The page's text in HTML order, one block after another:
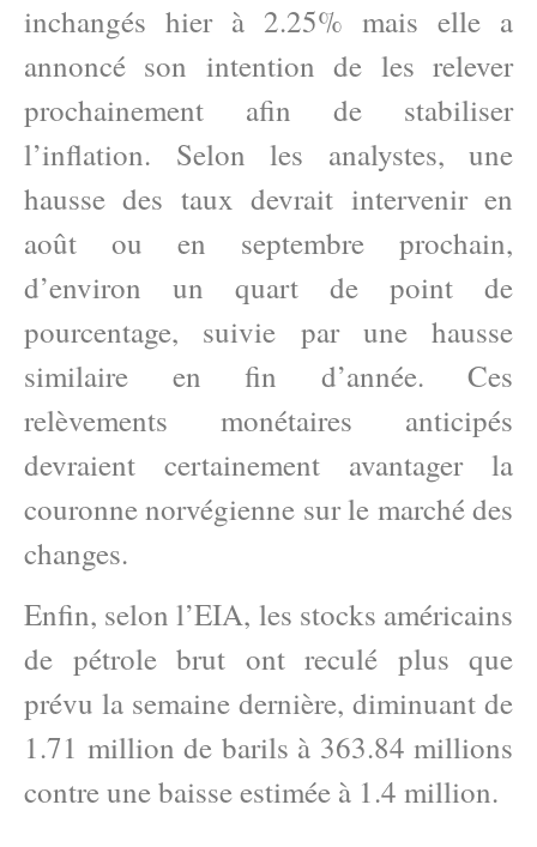
inchangés hier à 2.25% mais elle a
annoncé son intention de les relever
prochainement afin de stabiliser
l’inflation. Selon les analystes, une
hausse des taux devrait intervenir en
août ou en septembre prochain,
d’environ un quart de point de
pourcentage, suivie par une hausse
similaire en fin d’année. Ces
relèvements monétaires anticipés
devraient certainement avantager la
couronne norvégienne sur le marché des
changes.
Enfin, selon l’EIA, les stocks américains
de pétrole brut ont reculé plus que
prévu la semaine dernière, diminuant de
1.71 million de barils à 363.84 millions
contre une baisse estimée à 1.4 million.